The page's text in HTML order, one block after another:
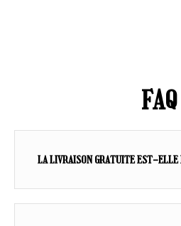
FAQ
LA LIVRAISON GRATUITE EST-ELLE